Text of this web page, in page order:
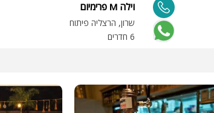
וילה M פרימיום
שרון, הרצליה פיתוח
6 חדרים